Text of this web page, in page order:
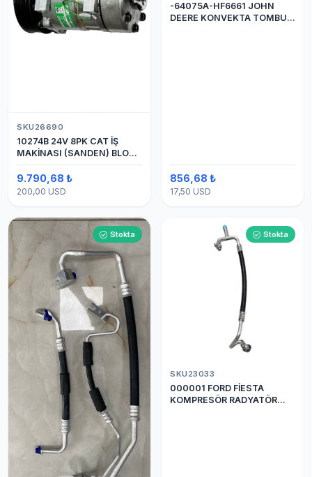
SKU26690
10274B 24V 8PK CAT İŞ
MAKİNASI (SANDEN) BLOK
SAPLAMALI KLİMA
KOMPRESÖRÜ 7H15
9.790,68 ₺
200,00 USD
-64075A-HF6661 JOHN
DEERE KONVEKTA TOMBUL
856,68 ₺
17,50 USD
Stokta Stokta
SKU23033
000001 FORD FİESTA
KOMPRESÖR RADYATÖR